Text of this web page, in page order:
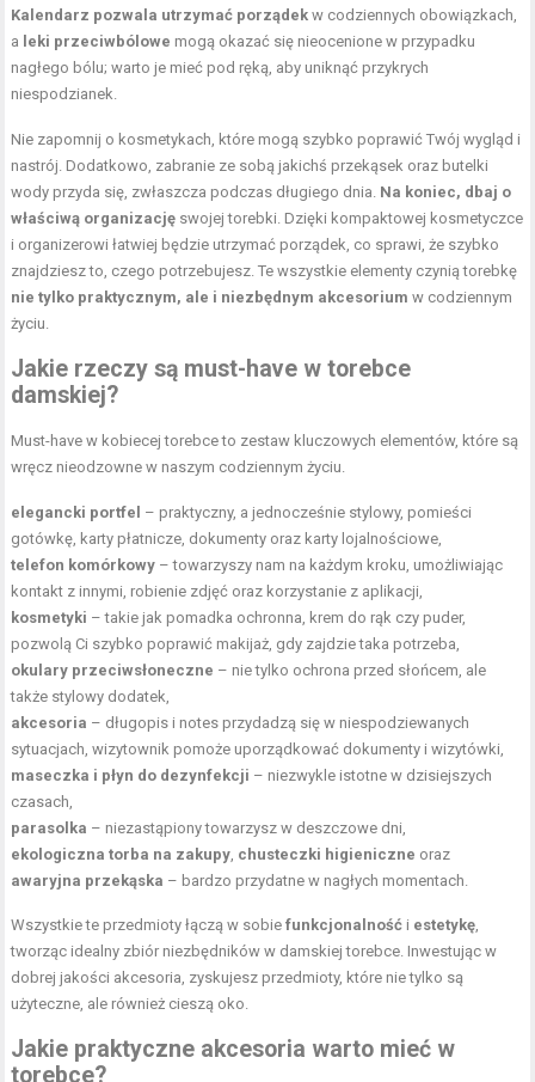
Kalendarz pozwala utrzymać porządek w codziennych obowiązkach,
a leki przeciwbólowe mogą okazać się nieocenione w przypadku
nagłego bólu; warto je mieć pod ręką, aby uniknąć przykrych
niespodzianek.
Nie zapomnij o kosmetykach, które mogą szybko poprawić Twój wygląd i
nastrój. Dodatkowo, zabranie ze sobą jakichś przekąsek oraz butelki
wody przyda się, zwłaszcza podczas długiego dnia. Na koniec, dbaj o
właściwą organizację swojej torebki. Dzięki kompaktowej kosmetyczce
i organizerowi łatwiej będzie utrzymać porządek, co sprawi, że szybko
znajdziesz to, czego potrzebujesz. Te wszystkie elementy czynią torebkę
nie tylko praktycznym, ale i niezbędnym akcesorium w codziennym
życiu.
Jakie rzeczy są must-have w torebce
damskiej?
Must-have w kobiecej torebce to zestaw kluczowych elementów, które są
wręcz nieodzowne w naszym codziennym życiu.
elegancki portfel – praktyczny, a jednocześnie stylowy, pomieści
gotówkę, karty płatnicze, dokumenty oraz karty lojalnościowe,
telefon komórkowy – towarzyszy nam na każdym kroku, umożliwiając
kontakt z innymi, robienie zdjęć oraz korzystanie z aplikacji,
kosmetyki – takie jak pomadka ochronna, krem do rąk czy puder,
pozwolą Ci szybko poprawić makijaż, gdy zajdzie taka potrzeba,
okulary przeciwsłoneczne – nie tylko ochrona przed słońcem, ale
także stylowy dodatek,
akcesoria – długopis i notes przydadzą się w niespodziewanych
sytuacjach, wizytownik pomoże uporządkować dokumenty i wizytówki,
maseczka i płyn do dezynfekcji – niezwykle istotne w dzisiejszych
czasach,
parasolka – niezastąpiony towarzysz w deszczowe dni,
ekologiczna torba na zakupy, chusteczki higieniczne oraz
awaryjna przekąska – bardzo przydatne w nagłych momentach.
Wszystkie te przedmioty łączą w sobiefunkcjonalność i estetykę,
tworząc idealny zbiór niezbędników w damskiej torebce. Inwestując w
dobrej jakości akcesoria, zyskujesz przedmioty, które nie tylko są
użyteczne, ale również cieszą oko.
Jakie praktyczne akcesoria warto mieć w
torebce?